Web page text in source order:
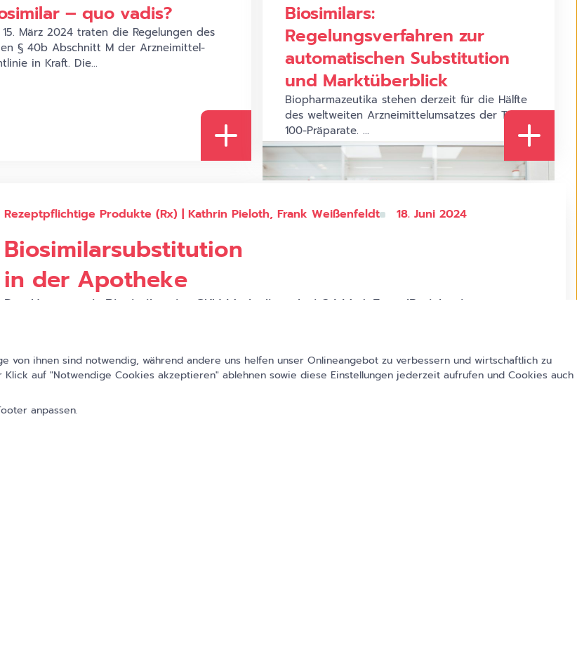
– quo vadis?
März 2024 traten die Regelungen des
§ 40b Abschnitt M der Arzneimittel-
in Kraft. Die...
AdobeStock_459637535 1.jpeg Market Movement
Monitor
Biosimilars:
Regelungsverfahren zur
automatischen Substitution
und Marktüberblick
Biopharmazeutika stehen derzeit für die Hälfte
des weltweiten Arzneimittelumsatzes der Top-
100-Präparate. ...
Rezeptpflichtige Produkte (Rx) | Kathrin Pieloth, Frank Weißenfeldt 18. Juni 2024
Biosimilarsubstitution
in der Apotheke
Der Umsatz mit Biosimilars im GKV-Markt liegt bei 3,1 Mrd. Euro (Preisbasis:
Zum Artikel
von ihnen sind notwendig, während andere uns helfen unser Onlineangebot zu verbessern und wirtschaftlich zu
auf "Notwendige Cookies akzeptieren" ablehnen sowie diese Einstellungen jederzeit aufrufen und Cookies auch
anpassen.